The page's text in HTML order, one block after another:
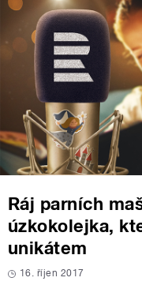
Ráj parních
úzkokolejka,
unikátem
16. říjen 2017